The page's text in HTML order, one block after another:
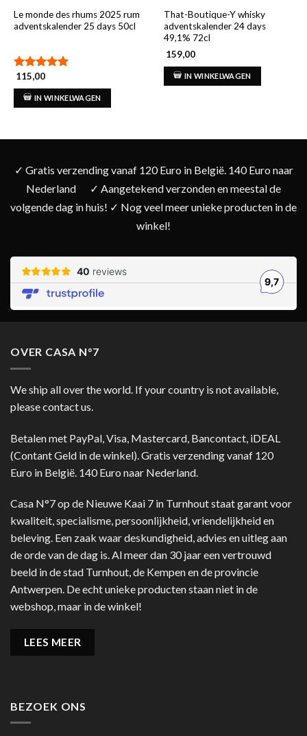
Le monde des rhums 2025 rum
adventskalender 25 days 50cl
Gewaardeerd
5.00uit 5
115,00
IN WINKELWAGEN
That-Boutique-Y whisky
adventskalender 24 days
49,1% 72cl
159,00
IN WINKELWAGEN
✓ Gratis verzending vanaf 120 Euro in België. 140 Euro naar
Nederland
✓ Aangetekend verzonden en meestal de
volgende dag in huis! ✓ Nog veel meer unieke producten in de
winkel!
OVER CASA N°7
We ship all over the world. If your country is not available,
please contact us.
Betalen met PayPal, Visa, Mastercard, Bancontact, iDEAL
(Contant Geld in de winkel). Gratis verzending vanaf 120
Euro in België. 140 Euro naar Nederland.
Casa N°7 op de Nieuwe Kaai 7 in Turnhout staat garant voor
kwaliteit, specialisme, persoonlijkheid, vriendelijkheid en
beleving. Een zaak waar deskundigheid, advies en uitleg aan
de orde van de dag is. Al meer dan 30 jaar een vertrouwd
beeld in de stad Turnhout, de Kempen en de provincie
Antwerpen. De echt unieke producten staan niet in de
webshop, maar in de winkel!
LEES MEER
BEZOEK ONS